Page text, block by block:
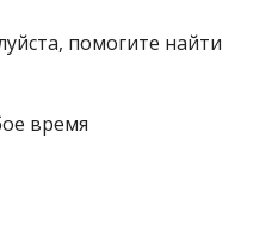
помогите найти
время